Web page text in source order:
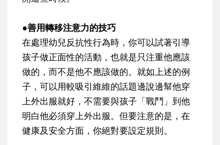
●善用轉移注意力的技巧
在處理幼兒反抗性行為時，你可以試著引導
孩子做正面性的活動，也就是只注重他應該
做的，而不是他不應該做的。就如上述的例
子，可以用較吸引維維的話題邊說邊幫他穿
上外出服就好，不需要與孩子「戰鬥」到他
明白他必須穿上外出服。但要注意的是，在
健康及安全方面，你絕對要設定規則。